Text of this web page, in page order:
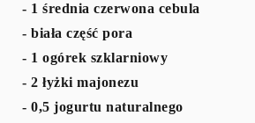
- 1 średnia czerwona cebula
- biała część pora
- 1 ogórek szklarniowy
- 2 łyżki majonezu
- 0,5 jogurtu naturalnego